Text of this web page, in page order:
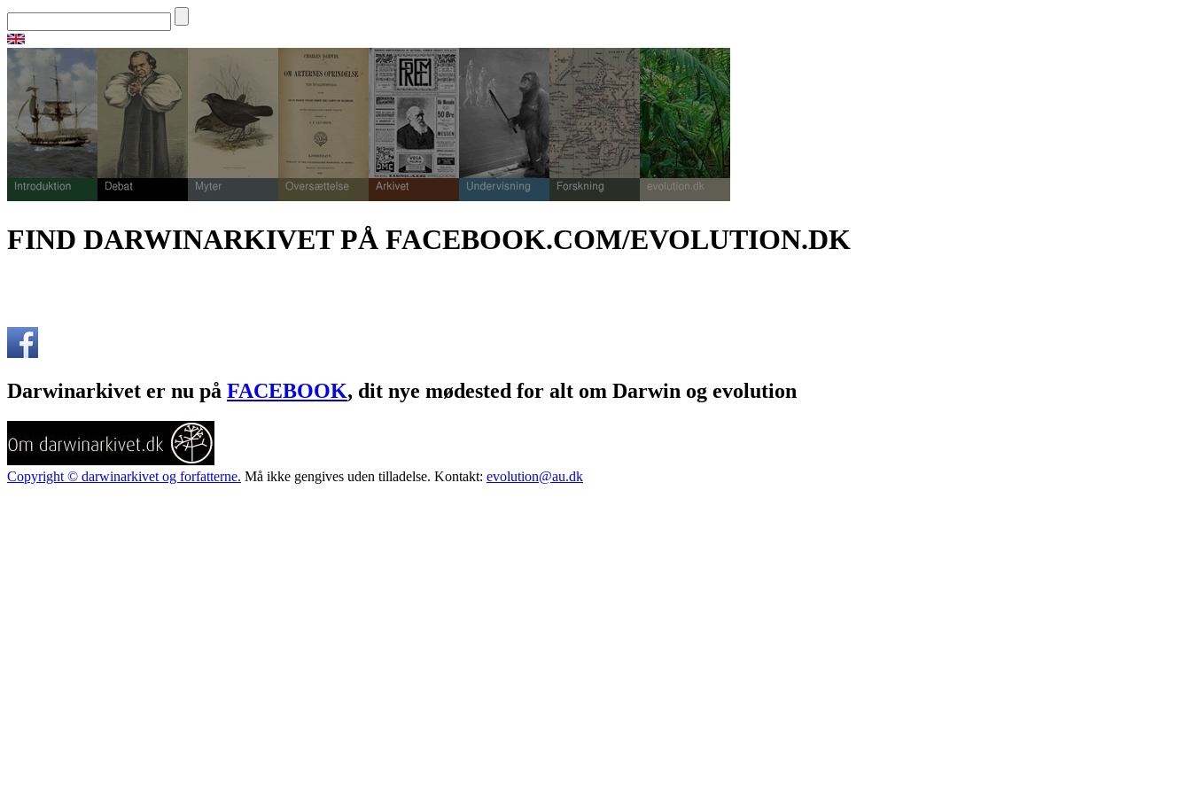
FIND DARWINARKIVET PÅ FACEBOOK.COM/EVOLUTION.DK
Darwinarkivet er nu på FACEBOOK, dit nye mødested for alt om Darwin og evolution
Copyright © darwinarkivet og forfatterne. Må ikke gengives uden tilladelse. Kontakt: evolution@au.dk